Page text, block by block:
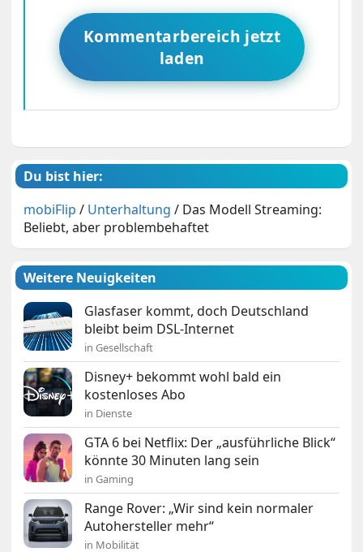
Kommentarbereich jetzt
laden
Du bist hier:
mobiFlip / Unterhaltung / Das Modell Streaming:
Beliebt, aber problembehaftet
Weitere Neuigkeiten
Glasfaser kommt, doch Deutschland
bleibt beim DSL-Internet
in Gesellschaft
Disney+ bekommt wohl bald ein
kostenloses Abo
in Dienste
GTA 6 bei Netflix: Der „ausführliche Blick“
könnte 30 Minuten lang sein
in Gaming
Range Rover: „Wir sind kein normaler
Autohersteller mehr“
in Mobilität